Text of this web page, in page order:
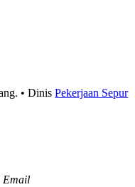
• DinisPekerjaan Sepur
Email